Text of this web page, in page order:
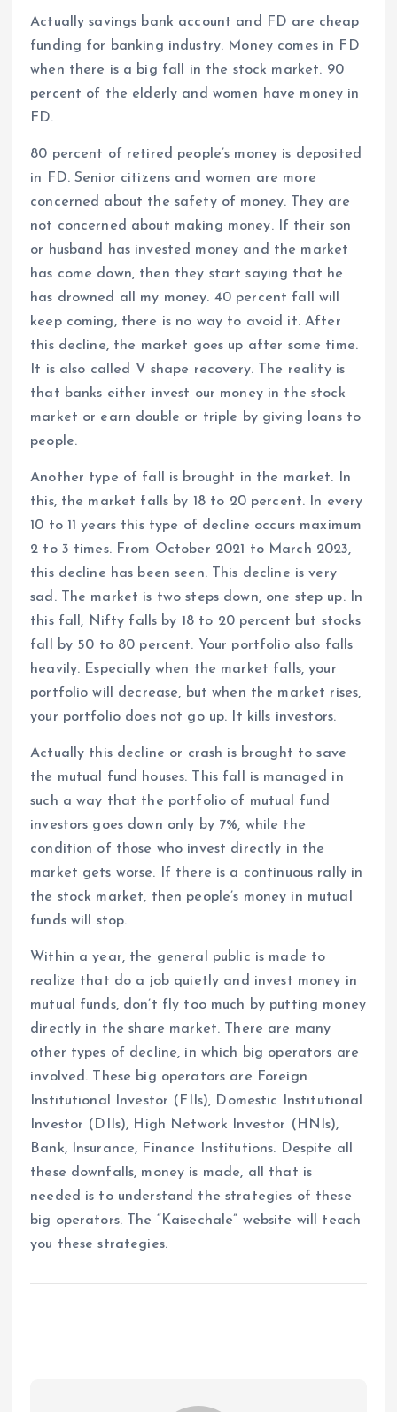
Actually savings bank account and FD are cheap
funding for banking industry. Money comes in FD
when there is a big fall in the stock market. 90
percent of the elderly and women have money in
FD.
80 percent of retired people’s money is deposited
in FD. Senior citizens and women are more
concerned about the safety of money. They are
not concerned about making money. If their son
or husband has invested money and the market
has come down, then they start saying that he
has drowned all my money. 40 percent fall will
keep coming, there is no way to avoid it. After
this decline, the market goes up after some time.
It is also called V shape recovery. The reality is
that banks either invest our money in the stock
market or earn double or triple by giving loans to
people.
Another type of fall is brought in the market. In
this, the market falls by 18 to 20 percent. In every
10 to 11 years this type of decline occurs maximum
2 to 3 times. From October 2021 to March 2023,
this decline has been seen. This decline is very
sad. The market is two steps down, one step up. In
this fall, Nifty falls by 18 to 20 percent but stocks
fall by 50 to 80 percent. Your portfolio also falls
heavily. Especially when the market falls, your
portfolio will decrease, but when the market rises,
your portfolio does not go up. It kills investors.
Actually this decline or crash is brought to save
the mutual fund houses. This fall is managed in
such a way that the portfolio of mutual fund
investors goes down only by 7%, while the
condition of those who invest directly in the
market gets worse. If there is a continuous rally in
the stock market, then people’s money in mutual
funds will stop.
Within a year, the general public is made to
realize that do a job quietly and invest money in
mutual funds, don’t fly too much by putting money
directly in the share market. There are many
other types of decline, in which big operators are
involved. These big operators are Foreign
Institutional Investor (FIIs), Domestic Institutional
Investor (DIIs), High Network Investor (HNIs),
Bank, Insurance, Finance Institutions. Despite all
these downfalls, money is made, all that is
needed is to understand the strategies of these
big operators. The “Kaisechale” website will teach
you these strategies.